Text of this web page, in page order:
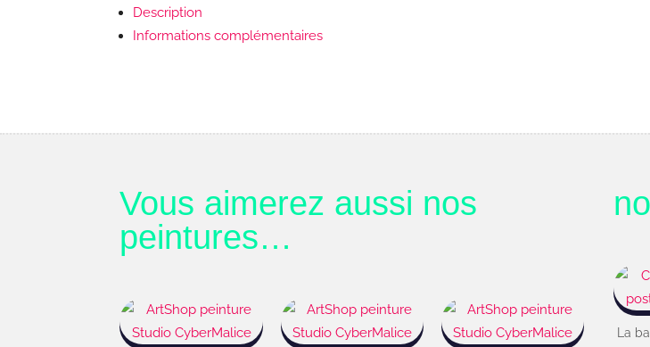
Description
Informations complémentaires
Vous aimerez aussi nos
peintures…
La